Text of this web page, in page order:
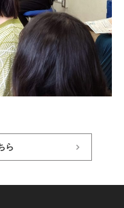
ら